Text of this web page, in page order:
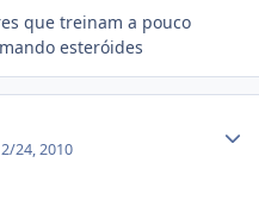
que treinam a pouco
esteróides
24, 2010